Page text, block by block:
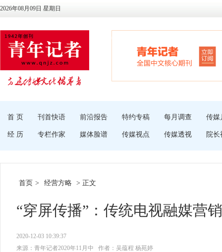
2026年08月09日 星期日
首 页 刊首快语 前沿报告 特约专稿 每月调查 传媒
经 历 专栏作家 媒体脸谱 传媒视点 传媒透视 院长
首页 > 经营方略 > 正文
“穿屏传播”：传统电视融媒营
2020-12-03 10:39:37
来源：青年记者2020年11月中
作者：吴蕴程 杨苑婷